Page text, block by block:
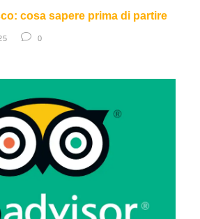
cosa sapere prima di partire
0